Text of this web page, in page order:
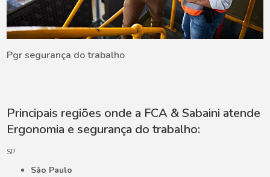
Pgr segurança do trabalho
Principais regiões onde a FCA & Sabaini atende
Ergonomia e segurança do trabalho:
SP
São Paulo